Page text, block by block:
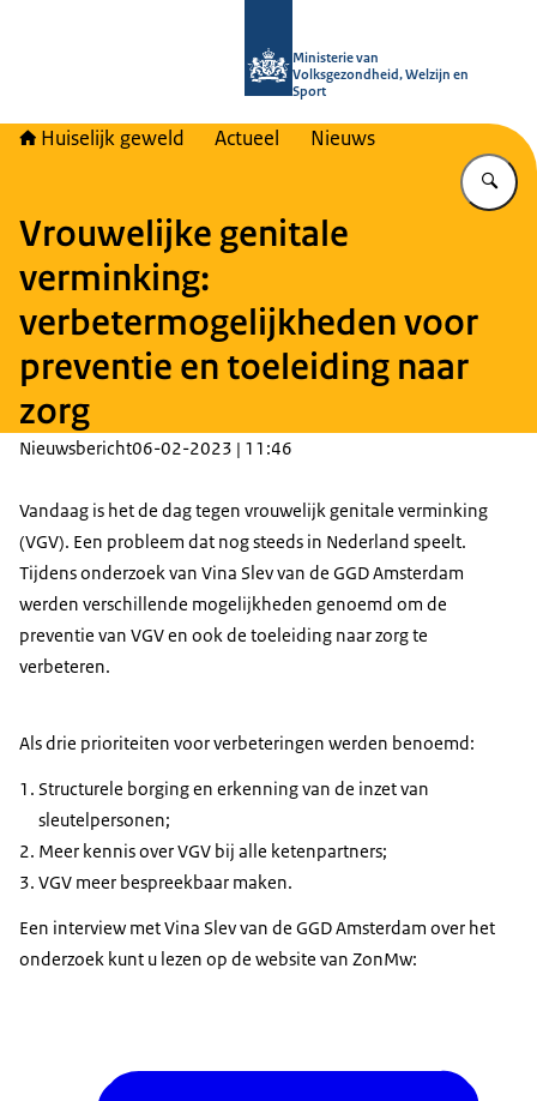
Ministerie van
Volksgezondheid, Welzijn en
Sport
Huiselijk geweld Actueel Nieuws
Vrouwelijke genitale
verminking:
verbetermogelijkheden voor
preventie en toeleiding naar
zorg
Nieuwsbericht06-02-2023 | 11:46
Vandaag is het de dag tegen vrouwelijk genitale verminking
(VGV). Een probleem dat nog steeds in Nederland speelt.
Tijdens onderzoek van Vina Slev van de GGD Amsterdam
werden verschillende mogelijkheden genoemd om de
preventie van VGV en ook de toeleiding naar zorg te
verbeteren.
Als drie prioriteiten voor verbeteringen werden benoemd:
Structurele borging en erkenning van de inzet van
sleutelpersonen;
Meer kennis over VGV bij alle ketenpartners;
VGV meer bespreekbaar maken.
Een interview met Vina Slev van de GGD Amsterdam over het
onderzoek kunt u lezen op de website van ZonMw: